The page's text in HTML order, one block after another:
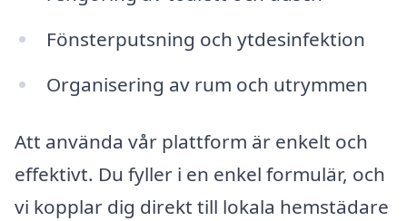
Fönsterputsning och ytdesinfektion
Organisering av rum och utrymmen
Att använda vår plattform är enkelt och
effektivt. Du fyller i en enkel formulär, och
vi kopplar dig direkt till lokala hemstädare